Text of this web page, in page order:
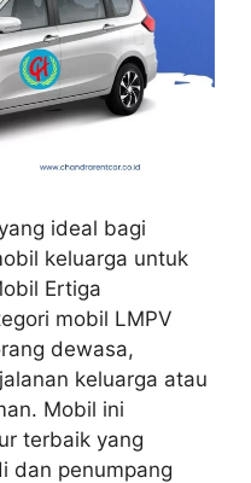
ideal bagi
keluarga untuk
Ertiga
mobil LMPV
dewasa,
keluarga atau
Mobil ini
terbaik yang
dan penumpang